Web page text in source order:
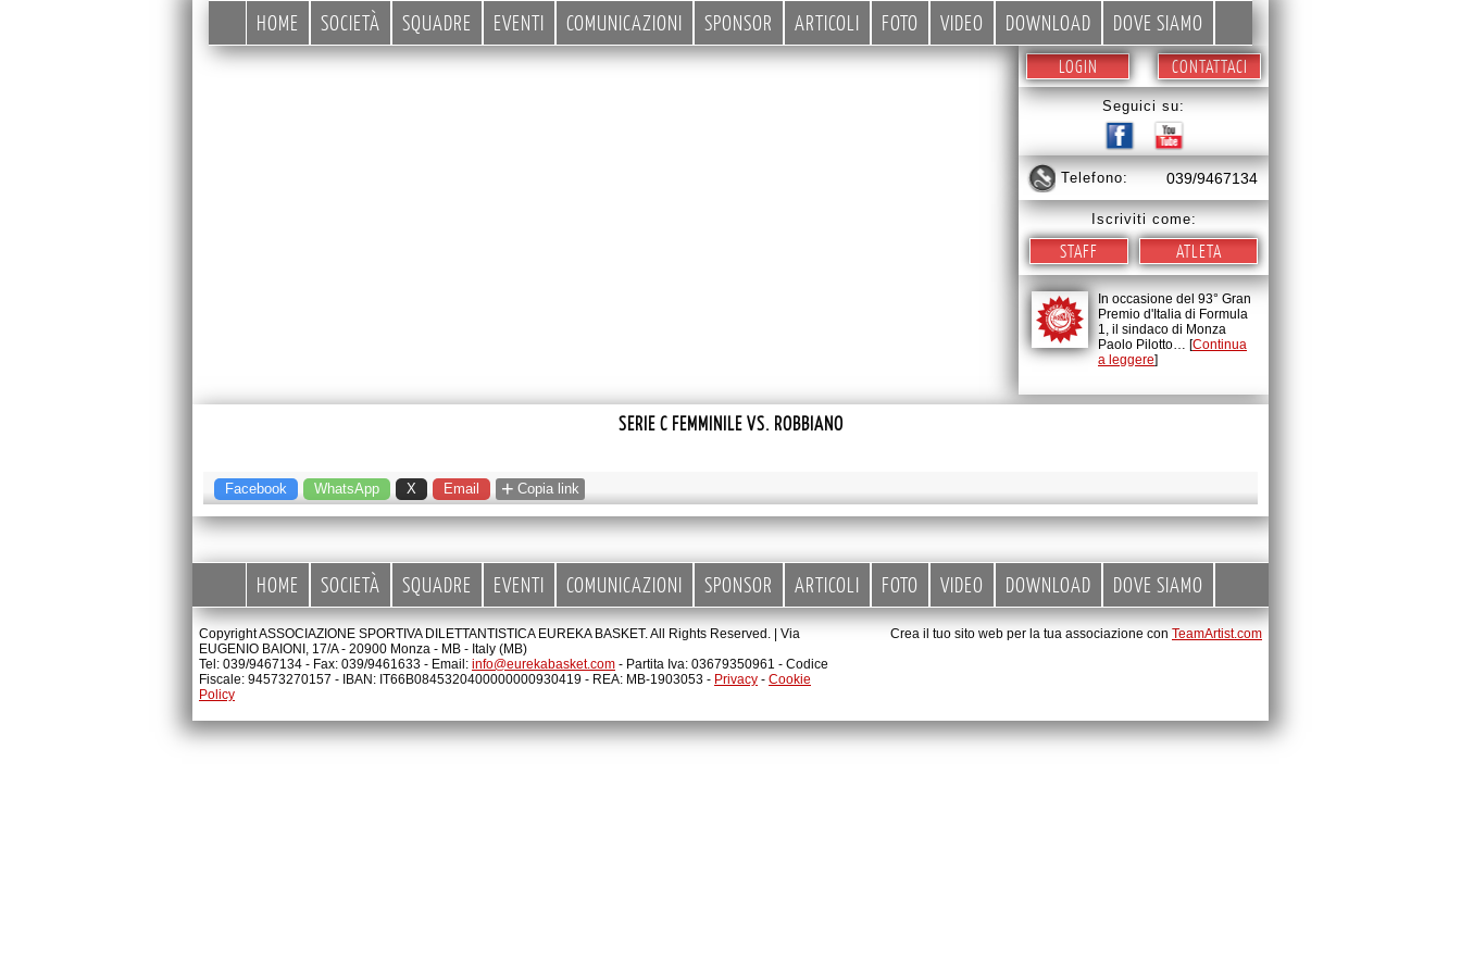
HOME SOCIETÀ SQUADRE EVENTI COMUNICAZIONI SPONSOR ARTICOLI FOTO VIDEO DOWNLOAD DOVE SIAMO
LOGIN CONTATTACI
Seguici su:
telefono: 039/9467134
Iscriviti come:
STAFF ATLETA
In occasione del 93° Gran
Premio d'Italia di Formula
1, il sindaco di Monza
Paolo Pilotto… [Continua
a leggere]
SERIE C FEMMINILE VS. ROBBIANO
Facebook WhatsApp X Email + Copia link
HOME SOCIETÀ SQUADRE EVENTI COMUNICAZIONI SPONSOR ARTICOLI FOTO VIDEO DOWNLOAD DOVE SIAMO
Copyright ASSOCIAZIONE SPORTIVA DILETTANTISTICA EUREKA BASKET. All Rights Reserved. | Via
EUGENIO BAIONI, 17/A - 20900 Monza - MB - Italy (MB)
Tel: 039/9467134 - Fax: 039/9461633 - Email: info@eurekabasket.com - Partita Iva: 03679350961 - Codice
Fiscale: 94573270157 - IBAN: IT66B0845320400000000930419 - REA: MB-1903053 - Privacy - Cookie
Policy
Crea il tuo sito web per la tua associazione con TeamArtist.com